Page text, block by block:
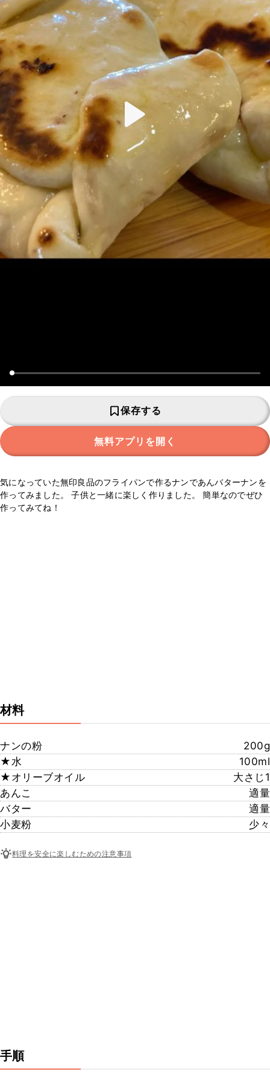
保存する
無料アプリを開く
気になっていた無印良品のフライパンで作るナンであんバターナンを
作ってみました。 子供と一緒に楽しく作りました。 簡単なのでぜひ
作ってみてね！
材料
ナンの粉
200g
★水
100ml
★オリーブオイル
大さじ1
あんこ
適量
バター
適量
小麦粉
少々
料理を安全に楽しむための注意事項
手順